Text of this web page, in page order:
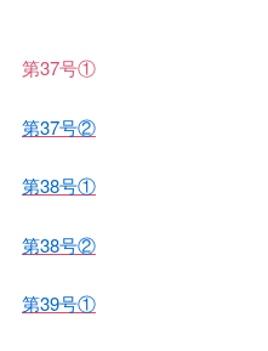
第37号①
第37号②
第38号①
第38号②
第39号①